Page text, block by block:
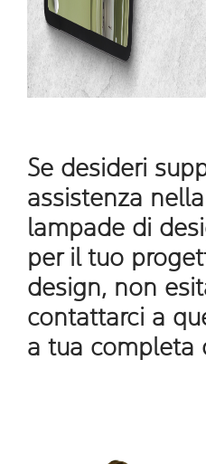
Se desideri
assistenza
lampade di
per il tuo
design, non
contattarci a
a tua completa